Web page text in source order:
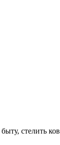
стелить